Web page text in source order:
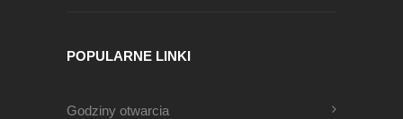
POPULARNE LINKI
Godziny otwarcia